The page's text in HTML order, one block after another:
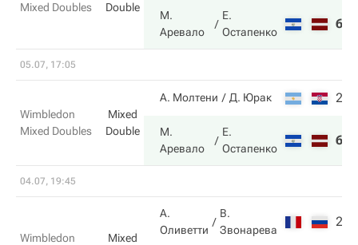
Mixed Doubles
Double
М.
Аревало
Е.
Остапенко
6
05.07, 17:05
Wimbledon
Mixed Doubles
Mixed
Double
А. Молтени Д. Юрак 2
М.
Аревало
Е.
Остапенко
6
04.07, 19:45
Wimbledon
Mixed
А.
Оливетти
В.
Звонарева
2